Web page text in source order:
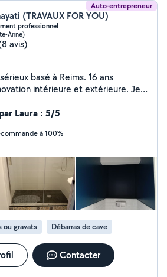
Auto-entrepreneur
(TRAVAUX FOR YOU)
professionnel
Anne)
avis)
basé à Reims. 16 ans
intérieure et extérieure. Je
Laura : 5/5
à 100%
ou gravats Débarras de cave
Contacter